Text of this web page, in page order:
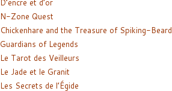
D’encre et d’or
N-Zone Quest
Chickenhare and the Treasure of Spiking-Beard
Guardians of Legends
Le Tarot des Veilleurs
Le Jade et le Granit
Les Secrets de l’Égide